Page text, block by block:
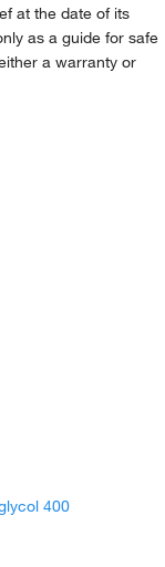
at the date of its
as a guide for safe
a warranty or
400